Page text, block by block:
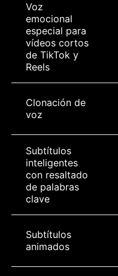
Voz
emocional
especial para
vídeos cortos
de TikTok y
Reels
Clonación de
voz
Subtítulos
inteligentes
con resaltado
de palabras
clave
Subtítulos
animados